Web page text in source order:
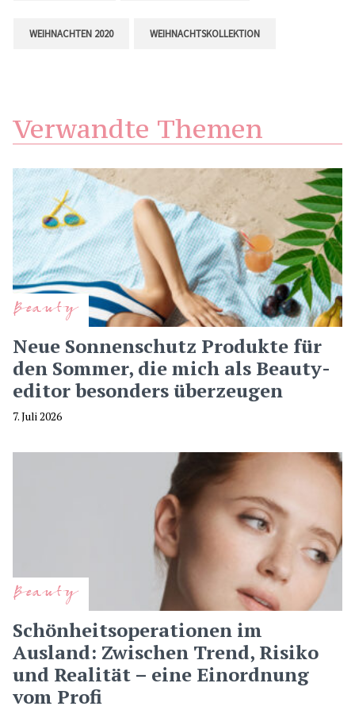
WEIHNACHTEN 2020 WEIHNACHTSKOLLEKTION
Verwandte Themen
Beauty
Neue Sonnenschutz Produkte für
den Sommer, die mich als Beauty-
editor besonders überzeugen
7. Juli 2026
Beauty
Schönheitsoperationen im
Ausland: Zwischen Trend, Risiko
und Realität – eine Einordnung
vom Profi